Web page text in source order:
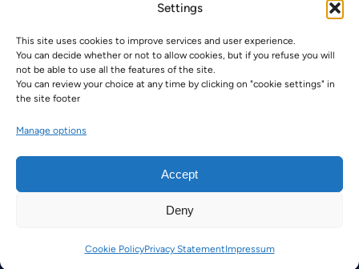
Settings
This site uses cookies to improve services and user experience.
You can decide whether or not to allow cookies, but if you refuse you will
not be able to use all the features of the site.
You can review your choice at any time by clicking on "cookie settings" in
the site footer
Manage options
Accept
Deny
Cookie PolicyPrivacy StatementImpressum
CUP I57G21000040001
Concession Decree MUR No. n. Prot. 123 del
21/06/2022
Contact us
km3net4rr@lns.infn.it